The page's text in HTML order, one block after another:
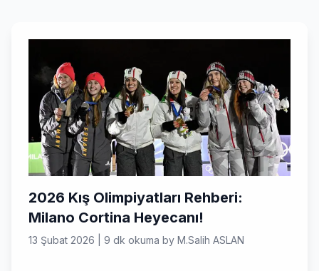
2026 Kış Olimpiyatları Rehberi:
Milano Cortina Heyecanı!
13 Şubat 2026 9 dk okuma by M.Salih ASLAN